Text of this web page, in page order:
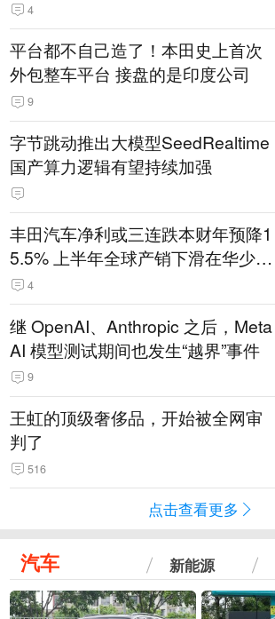
4
平台都不自己造了！本田史上首次
外包整车平台 接盘的是印度公司
9
字节跳动推出大模型SeedRealtime
国产算力逻辑有望持续加强
丰田汽车净利或三连跌本财年预降1
5.5% 上半年全球产销下滑在华少卖
14.3万辆
4
继 OpenAI、Anthropic 之后，Meta
AI 模型测试期间也发生“越界”事件
9
王虹的顶级奢侈品，开始被全网审
判了
516
点击查看更多
汽车 新能源